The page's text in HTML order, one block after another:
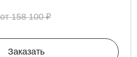
158 100 ₽
Заказать